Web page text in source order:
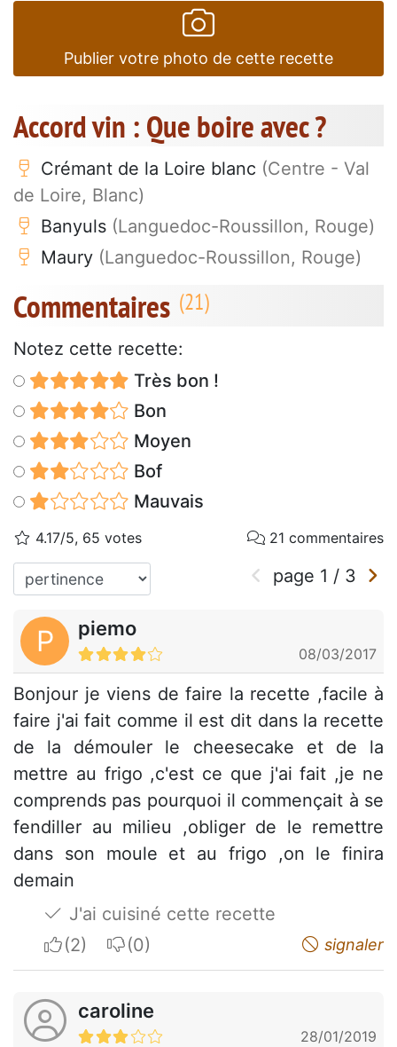
Publier votre photo de cette recette
Accord vin : Que boire avec ?
Crémant de la Loire blanc (Centre - Val
de Loire, Blanc)
Banyuls (Languedoc-Roussillon, Rouge)
Maury (Languedoc-Roussillon, Rouge)
Commentaires
Notez cette recette:
Très bon !
Bon
Moyen
Bof
Mauvais
4.17/5, 65 votes 21 commentaires
page 1 / 3
P piemo
08/03/2017
Bonjour je viens de faire la recette ,facile à
faire j'ai fait comme il est dit dans la recette
de la démouler le cheesecake et de la
mettre au frigo ,c'est ce que j'ai fait ,je ne
comprends pas pourquoi il commençait à se
fendiller au milieu ,obliger de le remettre
dans son moule et au frigo ,on le finira
demain
J'ai cuisiné cette recette
I apreciateI do not appreciate signaler
caroline
28/01/2019